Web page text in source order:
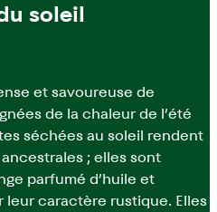
soleil
et savoureuse de
de la chaleur de l’été
séchées au soleil rendent
; elles sont
parfumé d’huile et
leur caractère rustique. Elles